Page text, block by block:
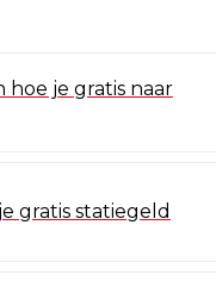
hoe je gratis naar
gratis statiegeld